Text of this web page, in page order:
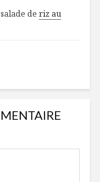
de riz au